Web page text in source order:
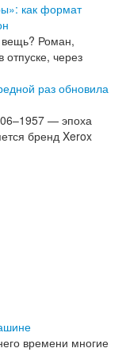
как формат
вещь? Роман,
через
раз обновила
— эпоха
бренд Xerox
времени многие